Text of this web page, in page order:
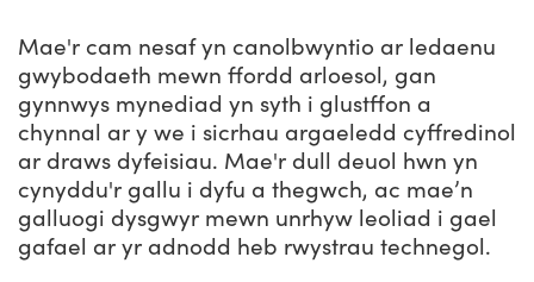
Mae'r cam nesaf yn canolbwyntio ar ledaenu
gwybodaeth mewn ffordd arloesol, gan
gynnwys mynediad yn syth i glustffon a
chynnal ar y we i sicrhau argaeledd cyffredinol
ar draws dyfeisiau. Mae'r dull deuol hwn yn
cynyddu'r gallu i dyfu a thegwch, ac mae’n
galluogi dysgwyr mewn unrhyw leoliad i gael
gafael ar yr adnodd heb rwystrau technegol.